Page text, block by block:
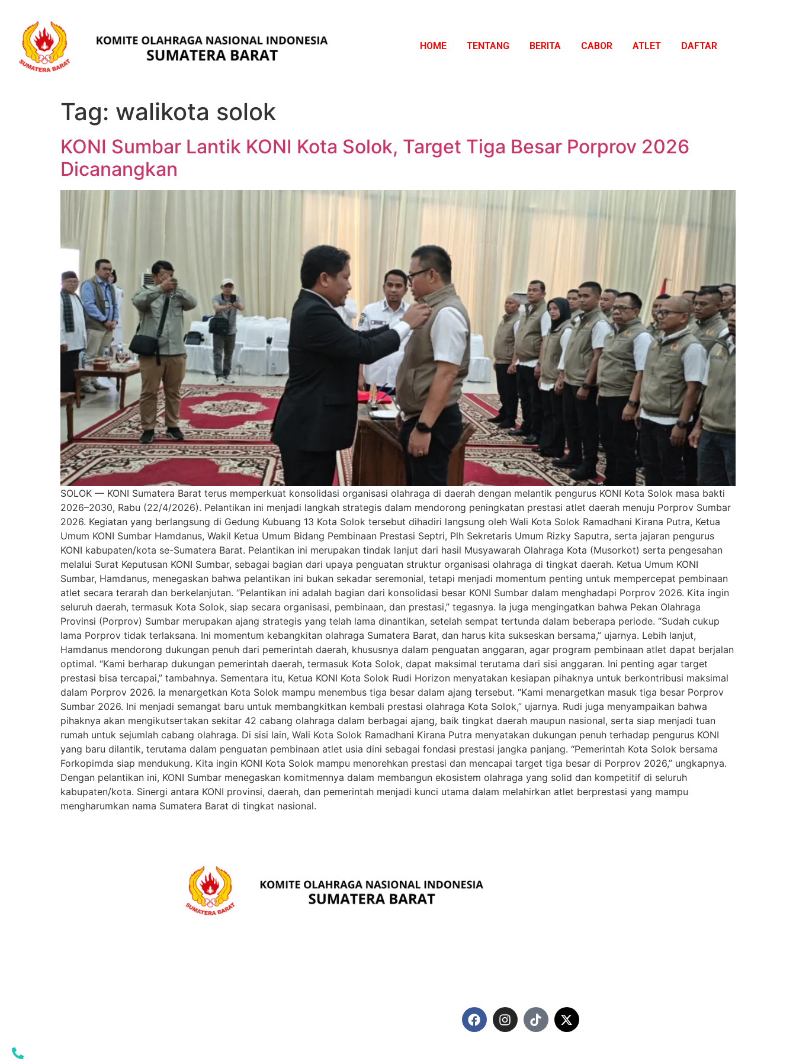
HOME TENTANG BERITA CABOR ATLET DAFTAR
Tag: walikota solok
KONI Sumbar Lantik KONI Kota Solok, Target Tiga Besar Porprov 2026
Dicanangkan
SOLOK — KONI Sumatera Barat terus memperkuat konsolidasi organisasi olahraga di daerah dengan melantik pengurus KONI Kota Solok masa bakti
2026–2030, Rabu (22/4/2026). Pelantikan ini menjadi langkah strategis dalam mendorong peningkatan prestasi atlet daerah menuju Porprov Sumbar
2026. Kegiatan yang berlangsung di Gedung Kubuang 13 Kota Solok tersebut dihadiri langsung oleh Wali Kota Solok Ramadhani Kirana Putra, Ketua
Umum KONI Sumbar Hamdanus, Wakil Ketua Umum Bidang Pembinaan Prestasi Septri, Plh Sekretaris Umum Rizky Saputra, serta jajaran pengurus
KONI kabupaten/kota se-Sumatera Barat. Pelantikan ini merupakan tindak lanjut dari hasil Musyawarah Olahraga Kota (Musorkot) serta pengesahan
melalui Surat Keputusan KONI Sumbar, sebagai bagian dari upaya penguatan struktur organisasi olahraga di tingkat daerah. Ketua Umum KONI
Sumbar, Hamdanus, menegaskan bahwa pelantikan ini bukan sekadar seremonial, tetapi menjadi momentum penting untuk mempercepat pembinaan
atlet secara terarah dan berkelanjutan. “Pelantikan ini adalah bagian dari konsolidasi besar KONI Sumbar dalam menghadapi Porprov 2026. Kita ingin
seluruh daerah, termasuk Kota Solok, siap secara organisasi, pembinaan, dan prestasi,” tegasnya. Ia juga mengingatkan bahwa Pekan Olahraga
Provinsi (Porprov) Sumbar merupakan ajang strategis yang telah lama dinantikan, setelah sempat tertunda dalam beberapa periode. “Sudah cukup
lama Porprov tidak terlaksana. Ini momentum kebangkitan olahraga Sumatera Barat, dan harus kita sukseskan bersama,” ujarnya. Lebih lanjut,
Hamdanus mendorong dukungan penuh dari pemerintah daerah, khususnya dalam penguatan anggaran, agar program pembinaan atlet dapat berjalan
optimal. “Kami berharap dukungan pemerintah daerah, termasuk Kota Solok, dapat maksimal terutama dari sisi anggaran. Ini penting agar target
prestasi bisa tercapai,” tambahnya. Sementara itu, Ketua KONI Kota Solok Rudi Horizon menyatakan kesiapan pihaknya untuk berkontribusi maksimal
dalam Porprov 2026. Ia menargetkan Kota Solok mampu menembus tiga besar dalam ajang tersebut. “Kami menargetkan masuk tiga besar Porprov
Sumbar 2026. Ini menjadi semangat baru untuk membangkitkan kembali prestasi olahraga Kota Solok,” ujarnya. Rudi juga menyampaikan bahwa
pihaknya akan mengikutsertakan sekitar 42 cabang olahraga dalam berbagai ajang, baik tingkat daerah maupun nasional, serta siap menjadi tuan
rumah untuk sejumlah cabang olahraga. Di sisi lain, Wali Kota Solok Ramadhani Kirana Putra menyatakan dukungan penuh terhadap pengurus KONI
yang baru dilantik, terutama dalam penguatan pembinaan atlet usia dini sebagai fondasi prestasi jangka panjang. “Pemerintah Kota Solok bersama
Forkopimda siap mendukung. Kita ingin KONI Kota Solok mampu menorehkan prestasi dan mencapai target tiga besar di Porprov 2026,” ungkapnya.
Dengan pelantikan ini, KONI Sumbar menegaskan komitmennya dalam membangun ekosistem olahraga yang solid dan kompetitif di seluruh
kabupaten/kota. Sinergi antara KONI provinsi, daerah, dan pemerintah menjadi kunci utama dalam melahirkan atlet berprestasi yang mampu
mengharumkan nama Sumatera Barat di tingkat nasional.